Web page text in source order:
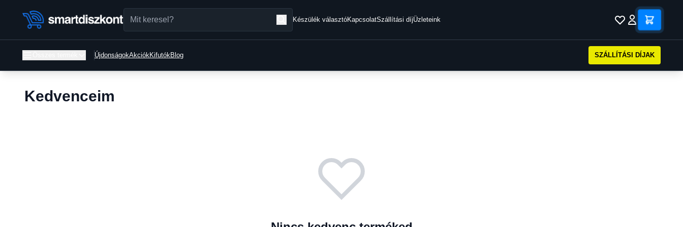
Készülék választóKapcsolatSzállítási díjÜzleteink
ÚjdonságokAkciókKifutókBlog SZÁLLÍTÁSI DÍJAK
Kedvenceim